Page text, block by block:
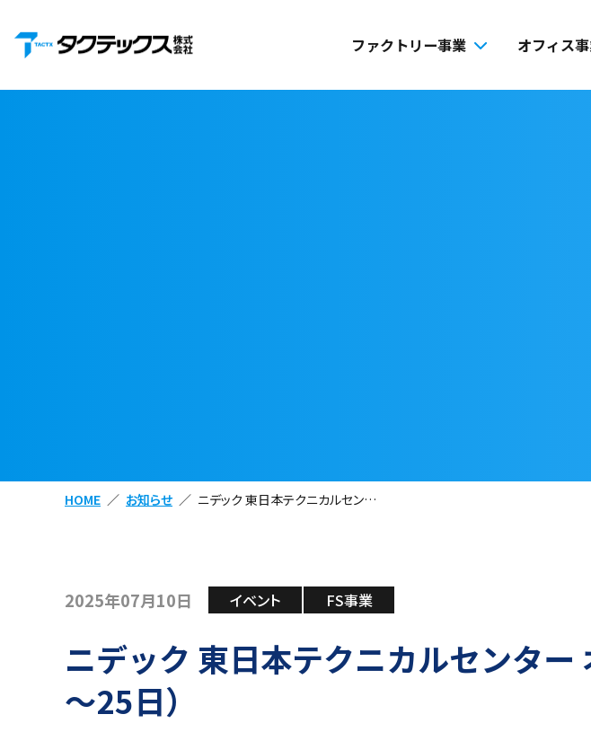
ファクトリー事業 オフィス
HOME お知らせ ニデック 東日本テクニカルセンター オープニングフェア（2025年7月24日～25日）
2025年07月10日 イベント FS事業
ニデック 東日本テクニカルセンタ
～25日）